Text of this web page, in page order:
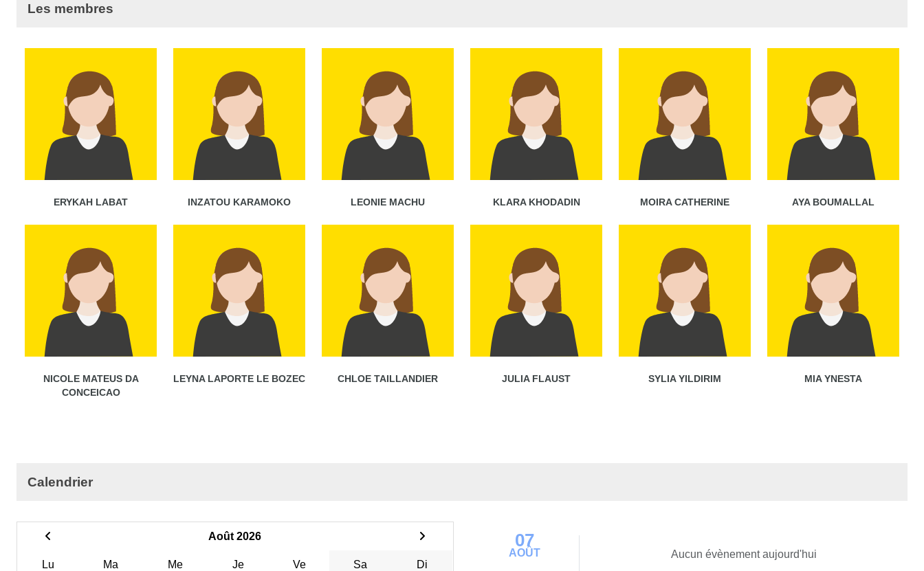
Les membres
ERYKAH LABAT INZATOU KARAMOKO LEONIE MACHU KLARA KHODADIN MOIRA CATHERINE AYA BOUMALLAL
NICOLE MATEUS DA
CONCEICAO
LEYNA LAPORTE LE BOZEC CHLOE TAILLANDIER JULIA FLAUST SYLIA YILDIRIM MIA YNESTA
Calendrier
Août 2026
Lu Ma Me Je Ve Sa Di
07
AOÛT Aucun évènement aujourd'hui